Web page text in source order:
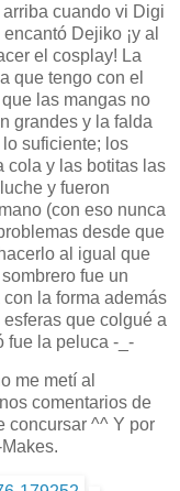
cuando vi Digi
Dejiko ¡y al
el cosplay! La
que tengo con el
las mangas no
grandes y la falda
suficiente; los
cola y las botitas las
y fueron
(con eso nunca
desde que
al igual que
fue un
la forma además
que colgué a
fue la peluca -_-
me metí al
comentarios de
concursar ^^ Y por